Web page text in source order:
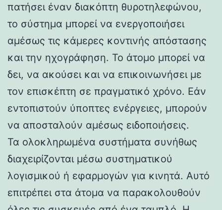
πατήσει έναν διακόπτη θυροτηλεφώνου,
το σύστημα μπορεί να ενεργοποιήσει
αμέσως τις κάμερες κοντινής απόστασης
και την ηχογράφηση. Το άτομο μπορεί να
δει, να ακούσει και να επικοινωνήσει με
τον επισκέπτη σε πραγματικό χρόνο. Εάν
εντοπιστούν ύποπτες ενέργειες, μπορούν
να αποσταλούν αμέσως ειδοποιήσεις.
Τα ολοκληρωμένα συστήματα συνήθως
διαχειρίζονται μέσω συστηματικού
λογισμικού ή εφαρμογών για κινητά. Αυτό
επιτρέπει στα άτομα να παρακολουθούν